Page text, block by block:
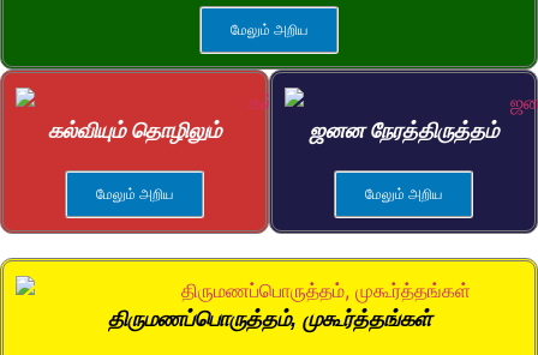
மேலும் அறிய
கல்வியும் தொழிலும்
மேலும் அறிய
ஜனன நேரத்திருத்தம்
மேலும் அறிய
திருமணப்பொருத்தம், முகூர்த்தங்கள்